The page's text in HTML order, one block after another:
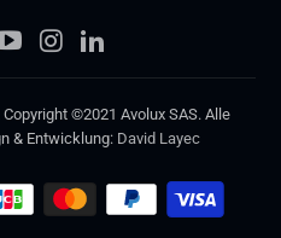
Copyright ©2021 Avolux SAS. Alle
& Entwicklung: David Layec